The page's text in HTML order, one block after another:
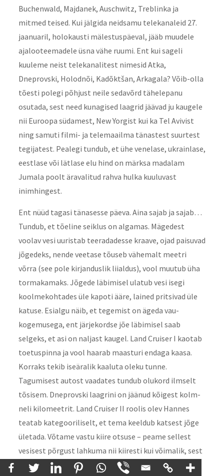
Buchenwald, Majdanek, Auschwitz, Treblinka ja
mitmed teised. Kui jälgida neidsamu telekanaleid 27.
jaanuaril, holokausti mälestuspäeval, jääb muudele
ajalooteemadele üsna vähe ruumi. Ent kui sageli
kuuleme neist telekanalitest nimesid Atka,
Dneprovski, Holodnõi, Kadõktšan, Arkagala? Võib-olla
tõesti polegi põhjust neile sedavõrd tähelepanu
osutada, sest need kunagised laagrid jäävad ju kaugele
nii Euroopa südamest, New Yorgist kui ka Tel Avivist
ning samuti filmi- ja telemaailma tänastest suurtest
tegijatest. Pealegi tundub, et ühe venelase, ukrainlase,
eestlase või lätlase elu hind on märksa madalam
Jumala poolt äravalitud rahva hulka kuuluvast
inimhingest.
Ent nüüd tagasi tänasesse päeva. Aina sajab ja sajab…
Tundub, et tõeline seiklus on algamas. Mägedest
voolav vesi uuristab teeradadesse kraave, ojad paisuvad
jõgedeks, nende veetase tõuseb vähemalt meetri
võrra (see pole kirjanduslik liialdus), vool muutub üha
tormakamaks. Jõgede läbimisel ulatub vesi isegi
koolmekohtades üle kapoti ääre, lained pritsivad üle
katuse. Esialgu näib, et tegemist on ägeda vau-
kogemusega, ent järjekordse jõe läbimisel saab
selgeks, et asi on naljast kaugel. Land Cruiser I kaotab
toetuspinna ja vool haarab maasturi endaga kaasa.
Korraks tekib iseäralik kaaluta oleku tunne.
Tagumisest autost vaadates tundub olukord ilmselt
tõsisem. Dneprovski laagrini on jäänud kõigest kolm-
neli kilomeetrit. Land Cruiser II roolis olev Hannes
teatab kategooriliselt, et tema keeldub katsest jõge
ületada. Võtame vastu kiire otsuse – peame sellest
vesisest põrgust lahkuma nii kiiresti kui võimalik, sest
veetase tõuseb silmnähtavalt lausa minutitega.